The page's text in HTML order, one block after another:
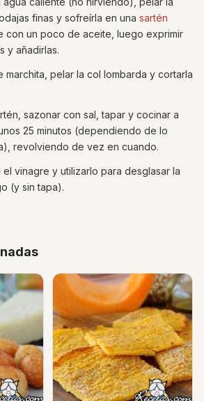
finas y sofreírla en una sartén
con un poco de aceite, luego exprimir
y añadirlas.
marchita, pelar la col lombarda y cortarla
sazonar con sal, tapar y cocinar a
25 minutos (dependiendo de lo
revolviendo de vez en cuando.
vinagre y utilizarlo para desglasar la
(y sin tapa).